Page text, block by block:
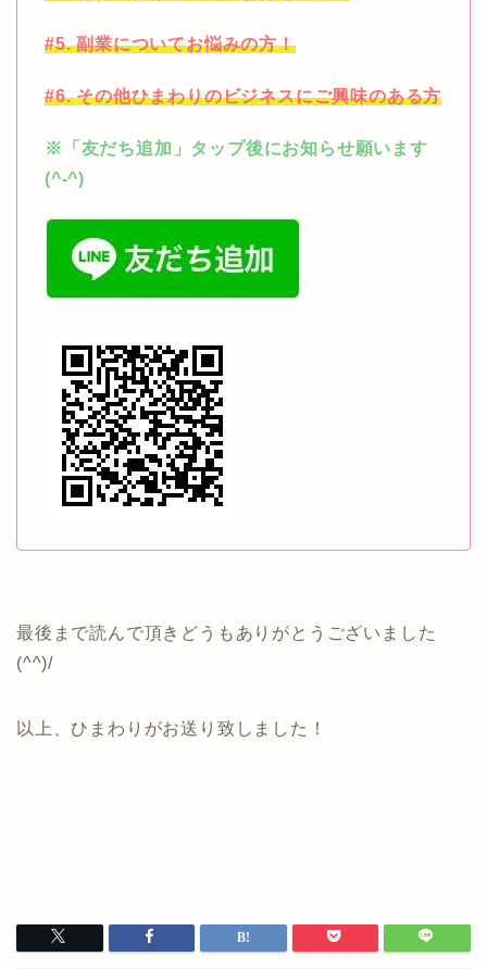
#5. 副業についてお悩みの方！
#6. その他ひまわりのビジネスにご興味のある方
※「友だち追加」タップ後にお知らせ願います
(^-^)
最後まで読んで頂きどうもありがとうございました
(^^)/
以上、ひまわりがお送り致しました！